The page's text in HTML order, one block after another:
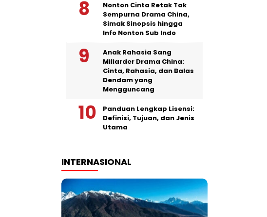
Nonton Cinta Retak Tak
Sempurna Drama China,
Simak Sinopsis hingga
Info Nonton Sub Indo
Anak Rahasia Sang
Miliarder Drama China:
Cinta, Rahasia, dan Balas
Dendam yang
Mengguncang
Panduan Lengkap Lisensi:
Definisi, Tujuan, dan Jenis
Utama
INTERNASIONAL